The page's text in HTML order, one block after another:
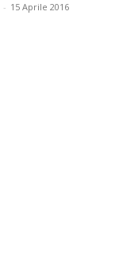
- 15 Aprile 2016